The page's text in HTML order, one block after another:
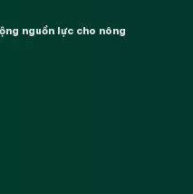
nguồn lực cho nông